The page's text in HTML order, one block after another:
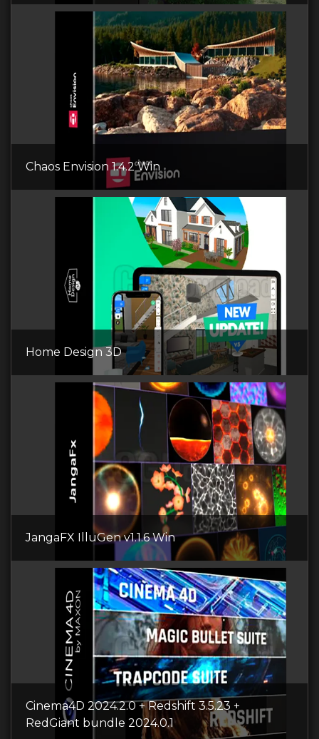
Chaos Envision 1.4.2 Win
Home Design 3D
JangaFX IlluGen v1.1.6 Win
Cinema4D 2024.2.0 + Redshift 3.5.23 +
RedGiant bundle 2024.0.1